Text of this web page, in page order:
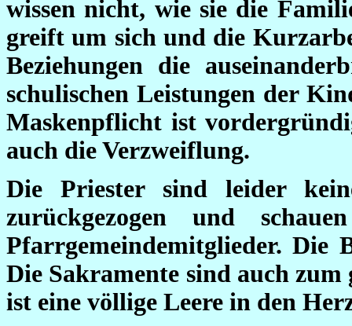
wissen nicht, wie sie die
greift um sich und die
Beziehungen die
schulischen Leistungen der
Maskenpflicht ist
auch die Verzweiflung.
Die Priester sind leider
zurückgezogen und
Pfarrgemeindemitglieder. Die
Die Sakramente sind auch
ist eine völlige Leere in den